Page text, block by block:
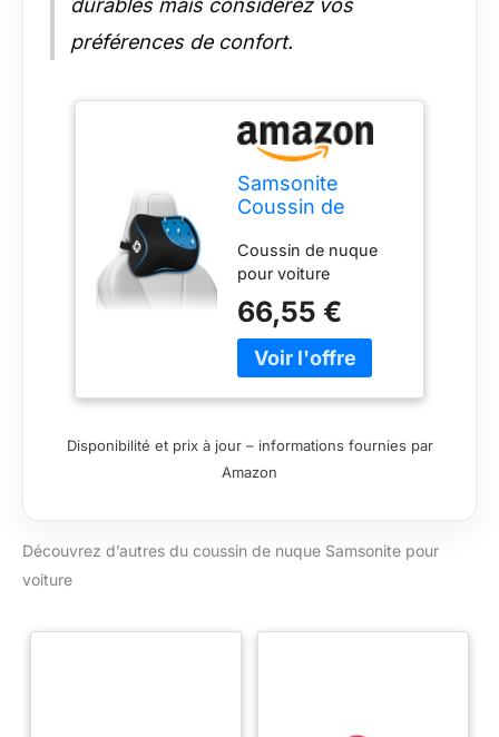
durables mais considérez vos
préférences de confort.
Samsonite
Coussin de
Voiture
Coussin de nuque
pour voiture
66,55 €
Disponibilité et prix à jour – informations fournies par
Amazon
Découvrez d’autres du coussin de nuque Samsonite pour
voiture